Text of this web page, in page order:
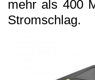
mehr als 400
Stromschlag.